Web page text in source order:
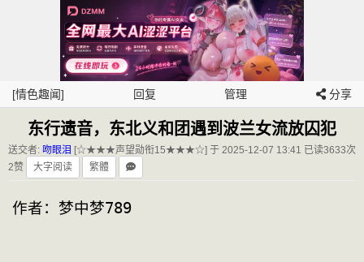
[情色趣闻] 回复 管理 分享
东行遗音，东北义和团遇到波兰女流放囚犯
送交者: 吻眼泪 [☆★★★声望勋衔15★★★☆] 于 2025-12-07 13:41 已读3633次
2赞
大字阅读 繁體
作者：梦中梦789